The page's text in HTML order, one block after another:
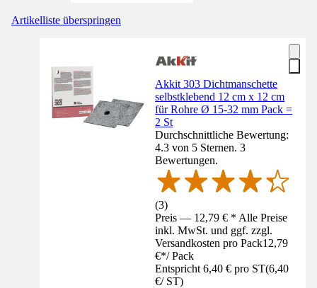
Artikelliste überspringen
Akkit 303 Dichtmanschette
selbstklebend 12 cm x 12 cm
für Rohre Ø 15-32 mm Pack =
2 St
Durchschnittliche Bewertung:
4.3 von 5 Sternen. 3
Bewertungen.
(3)
Preis — 12,79 € * Alle Preise
inkl. MwSt. und ggf. zzgl.
Versandkosten pro Pack12,79
€*/ Pack
Entspricht 6,40 € pro ST(6,40
€/ ST)